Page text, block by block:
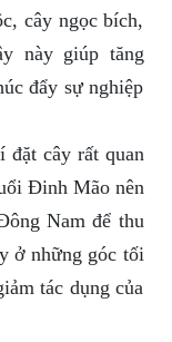
cây ngọc bích,
này giúp tăng
đẩy sự nghiệp
cây rất quan
Đinh Mão nên
Nam để thu
ở những góc tối
tác dụng của